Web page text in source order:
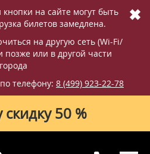
кнопки на сайте могут быть
билетов замедлена.
на другую сеть (Wi-Fi/
или в другой части
города
телефону: 8 (499) 923-22-78
✖
скидку 50 %